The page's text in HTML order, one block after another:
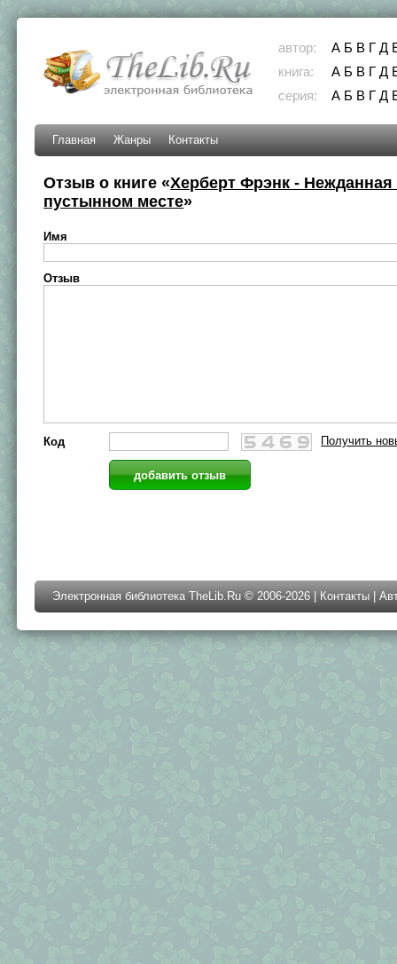
автор: А Б В Г Д
книга:
А Б В Г Д
серия:
А Б В Г Д
Главная Жанры Контакты
Отзыв о книге «Херберт Фрэнк - Нежданная
пустынном месте»
Имя
Отзыв
Код Получить
Электронная библиотека TheLib.Ru © 2006-2026 | Контакты |